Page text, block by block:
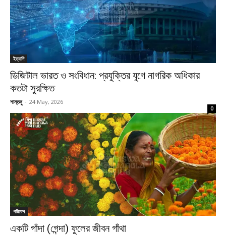
ইত্যাদি
ডিজিটাল ভারত ও সংবিধান: প্রযুক্তির যুগে নাগরিক অধিকার
কতটা সুরক্ষিত
শান্তনু - 24 May, 2026
0
পরিবেশ
একটি গাঁদা (গেন্দা) ফুলের জীবন গাঁথা